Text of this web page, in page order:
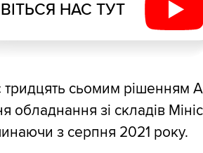
НАС ТУТ
сьомим рішенням
обладнання зі складів
з серпня 2021 року.